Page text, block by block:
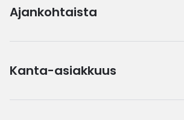
Ajankohtaista
Kanta-asiakkuus